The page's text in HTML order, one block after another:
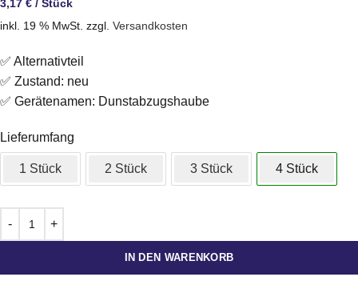
3,17 € / Stück
inkl. 19 % MwSt. zzgl. Versandkosten
✅ Alternativteil
✅ Zustand: neu
✅ Gerätenamen: Dunstabzugshaube
Lieferumfang
1 Stück 2 Stück 3 Stück 4 Stück
IN DEN WARENKORB